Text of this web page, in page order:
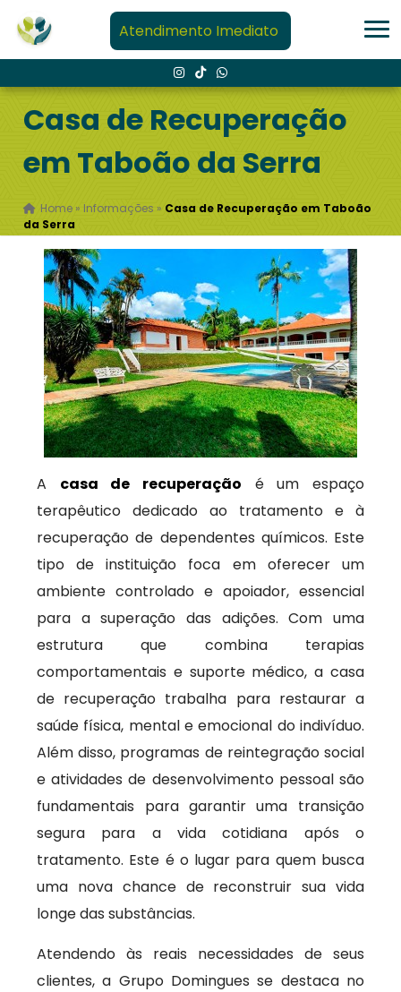
Atendimento Imediato
Casa de Recuperação
em Taboão da Serra
Home » Informações » Casa de Recuperação em Taboão
da Serra
A casa de recuperação é um espaço
terapêutico dedicado ao tratamento e à
recuperação de dependentes químicos. Este
tipo de instituição foca em oferecer um
ambiente controlado e apoiador, essencial
para a superação das adições. Com uma
estrutura que combina terapias
comportamentais e suporte médico, a casa
de recuperação trabalha para restaurar a
saúde física, mental e emocional do indivíduo.
Além disso, programas de reintegração social
e atividades de desenvolvimento pessoal são
fundamentais para garantir uma transição
segura para a vida cotidiana após o
tratamento. Este é o lugar para quem busca
uma nova chance de reconstruir sua vida
longe das substâncias.
Atendendo às reais necessidades de seus
clientes, a Grupo Domingues se destaca no